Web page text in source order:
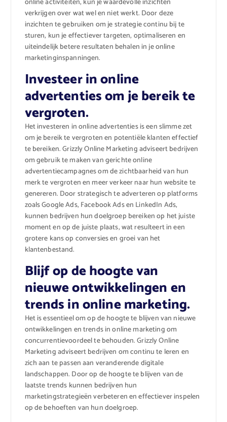
online activiteiten, kun je waardevolle inzichten
verkrijgen over wat wel en niet werkt. Door deze
inzichten te gebruiken om je strategie continu bij te
sturen, kun je effectiever targeten, optimaliseren en
uiteindelijk betere resultaten behalen in je online
marketinginspanningen.
Investeer in online
advertenties om je bereik te
vergroten.
Het investeren in online advertenties is een slimme zet
om je bereik te vergroten en potentiële klanten effectief
te bereiken. Grizzly Online Marketing adviseert bedrijven
om gebruik te maken van gerichte online
advertentiecampagnes om de zichtbaarheid van hun
merk te vergroten en meer verkeer naar hun website te
genereren. Door strategisch te adverteren op platforms
zoals Google Ads, Facebook Ads en LinkedIn Ads,
kunnen bedrijven hun doelgroep bereiken op het juiste
moment en op de juiste plaats, wat resulteert in een
grotere kans op conversies en groei van het
klantenbestand.
Blijf op de hoogte van
nieuwe ontwikkelingen en
trends in online marketing.
Het is essentieel om op de hoogte te blijven van nieuwe
ontwikkelingen en trends in online marketing om
concurrentievoordeel te behouden. Grizzly Online
Marketing adviseert bedrijven om continu te leren en
zich aan te passen aan veranderende digitale
landschappen. Door op de hoogte te blijven van de
laatste trends kunnen bedrijven hun
marketingstrategieën verbeteren en effectiever inspelen
op de behoeften van hun doelgroep.